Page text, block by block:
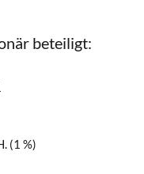
beteiligt:
(1 %)